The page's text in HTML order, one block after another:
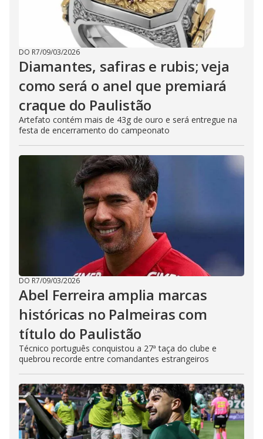
DO R7/09/03/2026
Diamantes, safiras e rubis; veja
como será o anel que premiará
craque do Paulistão
Artefato contém mais de 43g de ouro e será entregue na
festa de encerramento do campeonato
DO R7/09/03/2026
Abel Ferreira amplia marcas
históricas no Palmeiras com
título do Paulistão
Técnico português conquistou a 27ª taça do clube e
quebrou recorde entre comandantes estrangeiros